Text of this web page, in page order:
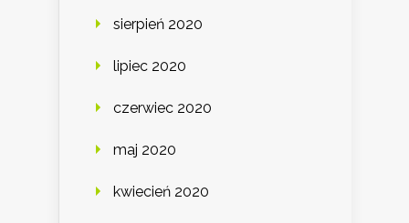
sierpień 2020
lipiec 2020
czerwiec 2020
maj 2020
kwiecień 2020